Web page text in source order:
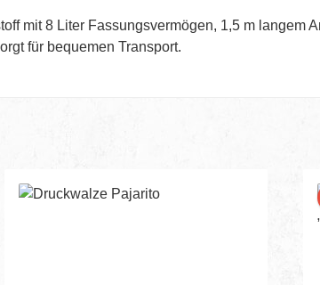
mit 8 Liter Fassungsvermögen, 1,5 m
für bequemen Transport.